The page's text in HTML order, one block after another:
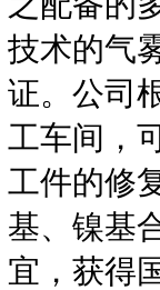
技术的气
证。公司
工车间，
工件的修
基、镍基
宜，获得